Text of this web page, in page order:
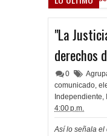
"La
derechos
0
comunicado,
Independiente,
4:00 p.m.
Así lo señala el